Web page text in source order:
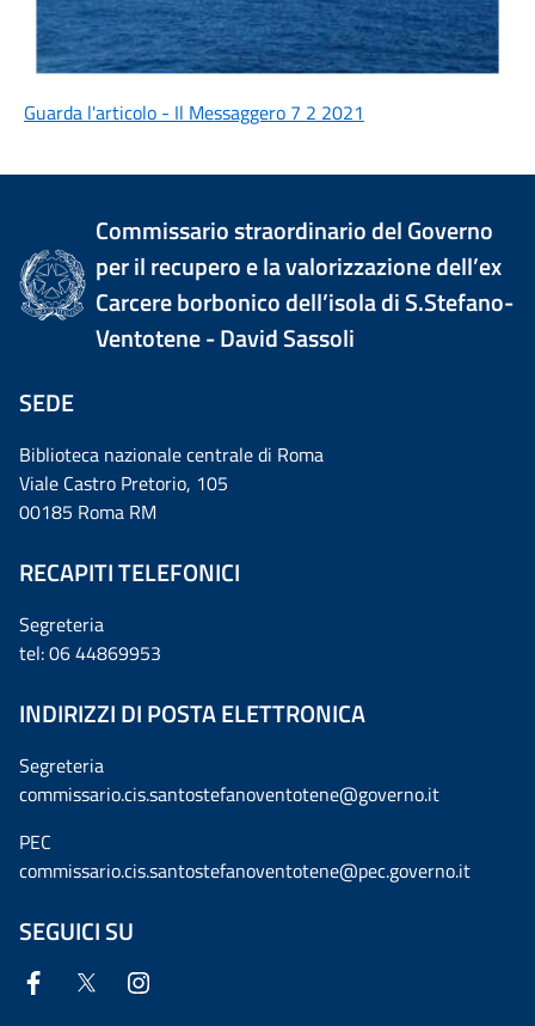
Guarda l'articolo - Il Messaggero 7 2 2021
Commissario straordinario del Governo
per il recupero e la valorizzazione dell’ex
Carcere borbonico dell’isola di S.Stefano-
Ventotene - David Sassoli
SEDE
Biblioteca nazionale centrale di Roma
Viale Castro Pretorio, 105
00185 Roma RM
RECAPITI TELEFONICI
Segreteria
tel: 06 44869953
INDIRIZZI DI POSTA ELETTRONICA
Segreteria
commissario.cis.santostefanoventotene@governo.it
PEC
commissario.cis.santostefanoventotene@pec.governo.it
SEGUICI SU